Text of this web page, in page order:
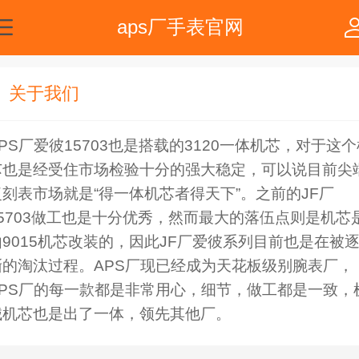
aps厂手表官网
关于我们
厂爱彼15703也是搭载的3120一体机芯，对于这
是经受住市场检验十分的强大稳定，可以说目前尖
表市场就是“得一体机芯者得天下”。之前的JF厂
做工也是十分优秀，然而最大的落伍点则是机芯
机芯改装的，因此JF厂爱彼系列目前也是在被逐
淘汰过程。APS厂现已经成为天花板级别腕表厂，
厂的每一款都是非常用心，细节，做工都是一致，
芯也是出了一体，领先其他厂。